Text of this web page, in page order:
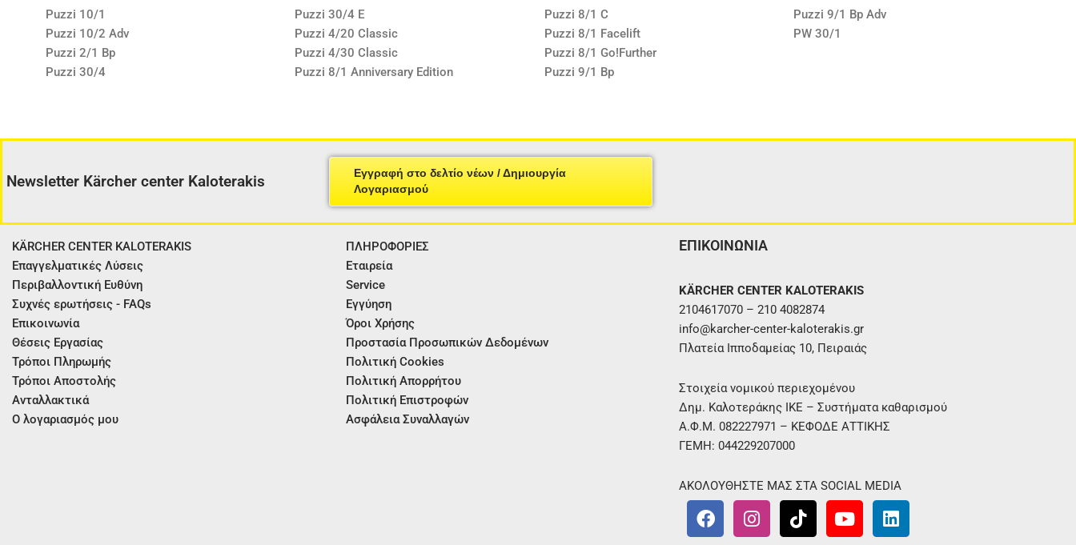
Puzzi 10/1
Puzzi 10/2 Adv
Puzzi 2/1 Bp
Puzzi 30/4
Puzzi 30/4 E
Puzzi 4/20 Classic
Puzzi 4/30 Classic
Puzzi 8/1 Anniversary Edition
Puzzi 8/1 C
Puzzi 8/1 Facelift
Puzzi 8/1 Go!Further
Puzzi 9/1 Bp
Puzzi 9/1 Bp Adv
PW 30/1
Newsletter Kärcher center Kaloterakis
Εγγραφή στο δελτίο νέων / Δημιουργία
Λογαριασμού
KÄRCHER CENTER KALOTERAKIS
Επαγγελματικές Λύσεις
Περιβαλλοντική Ευθύνη
Συχνές ερωτήσεις - FAQs
Επικοινωνία
Θέσεις Εργασίας
Τρόποι Πληρωμής
Τρόποι Αποστολής
Ανταλλακτικά
Ο λογαριασμός μου
ΠΛΗΡΟΦΟΡΙΕΣ
Εταιρεία
Service
Εγγύηση
Όροι Χρήσης
Προστασία Προσωπικών Δεδομένων
Πολιτική Cookies
Πολιτική Απορρήτου
Πολιτική Επιστροφών
Ασφάλεια Συναλλαγών
ΕΠΙΚΟΙΝΩΝΙΑ
KÄRCHER CENTER KALOTERAKIS
2104617070 – 210 4082874
info@karcher-center-kaloterakis.gr
Πλατεία Ιπποδαμείας 10, Πειραιάς
Στοιχεία νομικού περιεχομένου
Δημ. Καλοτεράκης ΙΚΕ – Συστήματα καθαρισμού
Α.Φ.Μ. 082227971 – ΚΕΦΟΔΕ ΑΤΤΙΚΗΣ
ΓΕΜΗ: 044229207000
ΑΚΟΛΟΥΘΗΣΤΕ ΜΑΣ ΣΤΑ SOCIAL MEDIA
F
a
I
n
T
i
Y
o
L
i